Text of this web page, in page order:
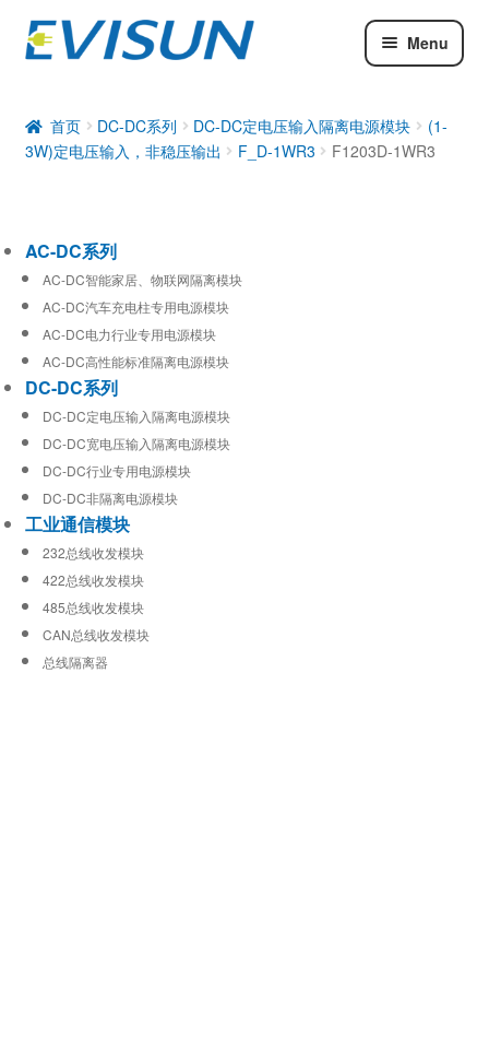
Menu
DC-DC系列
工业通信模块
首页 DC-DC系列 DC-DC定电压输入隔离电源模块
(1-
3W)定电压输入，非稳压输出
F_D-1WR3 F1203D-1WR3
AC-DC系列
AC-DC智能家居、物联网隔离模块
AC-DC汽车充电柱专用电源模块
AC-DC电力行业专用电源模块
AC-DC高性能标准隔离电源模块
DC-DC系列
DC-DC定电压输入隔离电源模块
DC-DC宽电压输入隔离电源模块
DC-DC行业专用电源模块
DC-DC非隔离电源模块
工业通信模块
232总线收发模块
422总线收发模块
485总线收发模块
CAN总线收发模块
总线隔离器